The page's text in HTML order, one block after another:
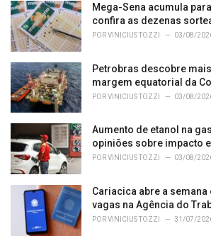
i
e
s
:
Mega-Sena acumula
confira as dezenas
PORVINICIUS TOZZI 03/08/
Petrobras descobre
margem equatorial da
PORVINICIUS TOZZI 03/08/
Aumento de etanol na
opiniões sobre impacto
PORVINICIUS TOZZI 03/08/
Cariacica abre a semana
vagas na Agência do
PORVINICIUS TOZZI 31/07/